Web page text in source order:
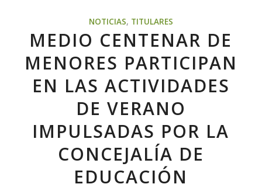
NOTICIAS, TITULARES
MEDIO CENTENAR DE
MENORES PARTICIPAN
EN LAS ACTIVIDADES
DE VERANO
IMPULSADAS POR LA
CONCEJALÍA DE
EDUCACIÓN